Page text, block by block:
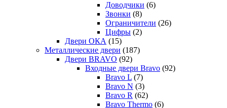
Доводчики (6)
Звонки (8)
Ограничители (26)
Цифры (2)
Двери ОКА (15)
Металлические двери (187)
Двери BRAVO (92)
Входные двери Bravo (92)
Bravo L (7)
Bravo N (3)
Bravo R (62)
Bravo Thermo (6)